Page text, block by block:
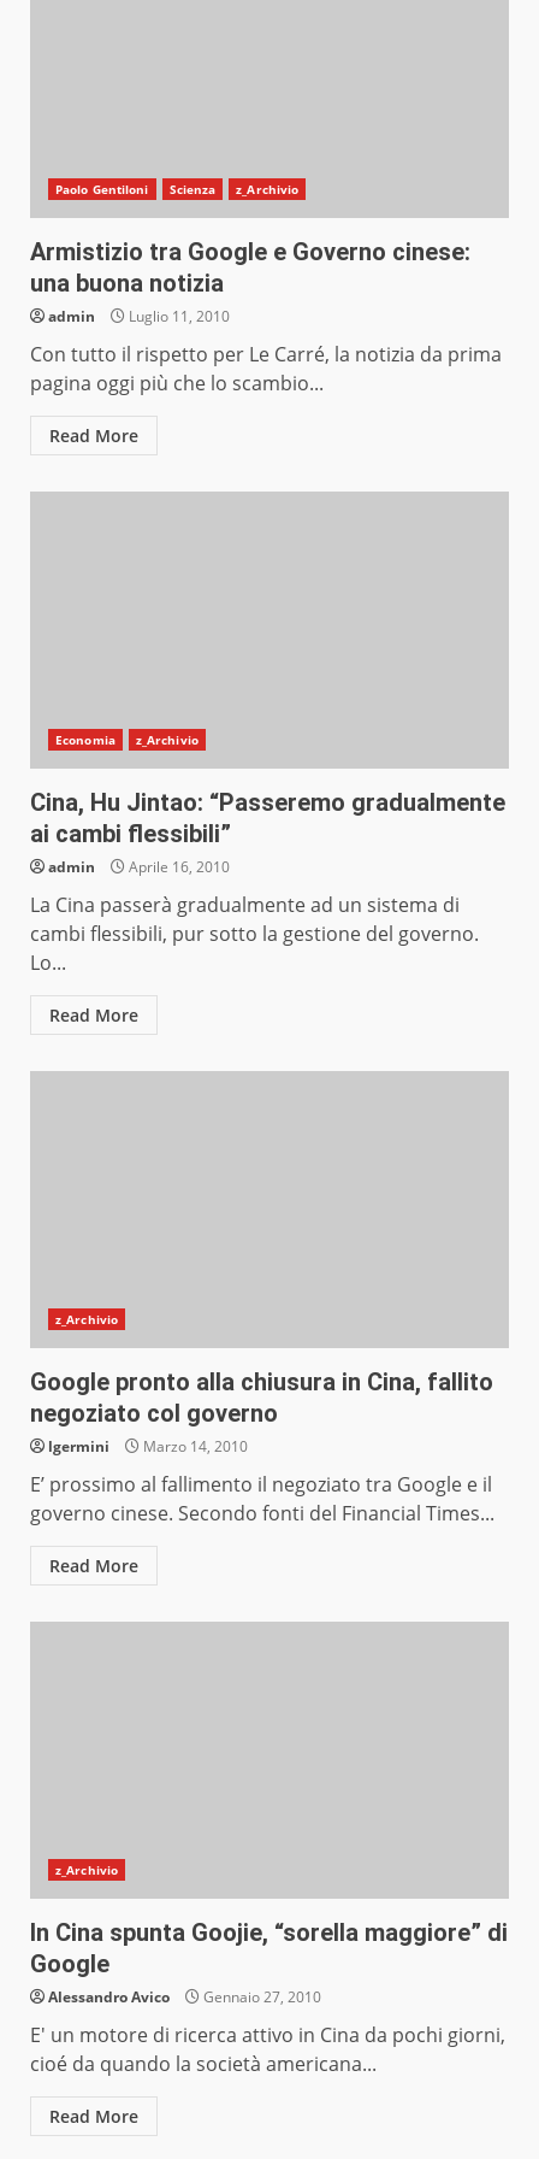
Paolo Gentiloni Scienza z_Archivio
Armistizio tra Google e Governo cinese:
una buona notizia
admin Luglio 11, 2010
Con tutto il rispetto per Le Carré, la notizia da prima
pagina oggi più che lo scambio...
Read More
Economia z_Archivio
Cina, Hu Jintao: “Passeremo gradualmente
ai cambi flessibili”
admin Aprile 16, 2010
La Cina passerà gradualmente ad un sistema di
cambi flessibili, pur sotto la gestione del governo.
Lo...
Read More
z_Archivio
Google pronto alla chiusura in Cina, fallito
negoziato col governo
lgermini Marzo 14, 2010
E’ prossimo al fallimento il negoziato tra Google e il
governo cinese. Secondo fonti del Financial Times...
Read More
z_Archivio
In Cina spunta Goojie, “sorella maggiore” di
Google
Alessandro Avico Gennaio 27, 2010
E' un motore di ricerca attivo in Cina da pochi giorni,
cioé da quando la società americana...
Read More